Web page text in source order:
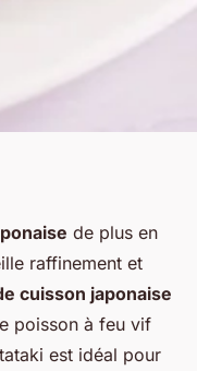
du
le
de plus en
raffinement et
cuisson japonaise
poisson à feu vif
est idéal pour